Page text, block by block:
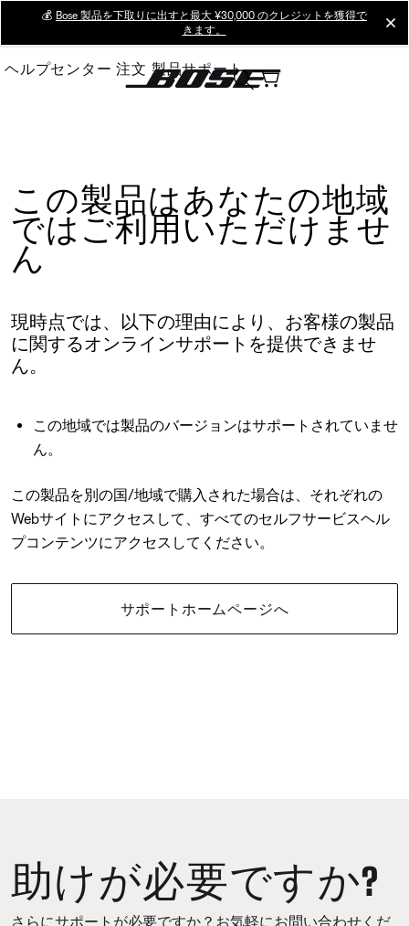
Main
💰 Bose 製品を下取りに出すと最大 ¥30,000 のクレジットを獲得で
きます。
ヘルプセンター 注文 製品サポート
この製品はあなたの地域
ではご利用いただけませ
ん
現時点では、以下の理由により、お客様の製品
に関するオンラインサポートを提供できませ
ん。
この地域では製品のバージョンはサポートされていませ
ん。
この製品を別の国/地域で購入された場合は、それぞれの
Webサイトにアクセスして、すべてのセルフサービスヘル
プコンテンツにアクセスしてください。
サポートホームページへ
助けが必要ですか?
さらにサポートが必要ですか？お気軽にお問い合わせくだ